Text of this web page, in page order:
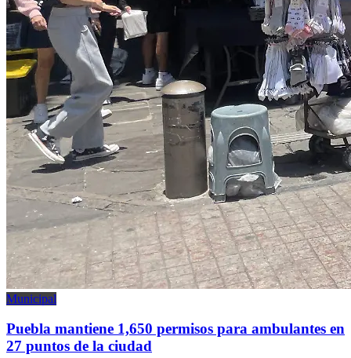
Municipal
Puebla mantiene 1,650 permisos para ambulantes en
27 puntos de la ciudad